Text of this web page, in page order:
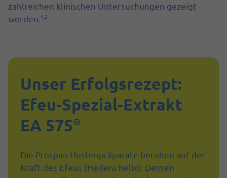
zahlreichen klinischen Untersuchungen gezeigt
werden. 1,2
Unser Erfolgsrezept:
Efeu-Spezial-Extrakt
EA 575®
Die Prospan Hustenpräparate beruhen auf der
Kraft des Efeus (Hedera helix). Dessen